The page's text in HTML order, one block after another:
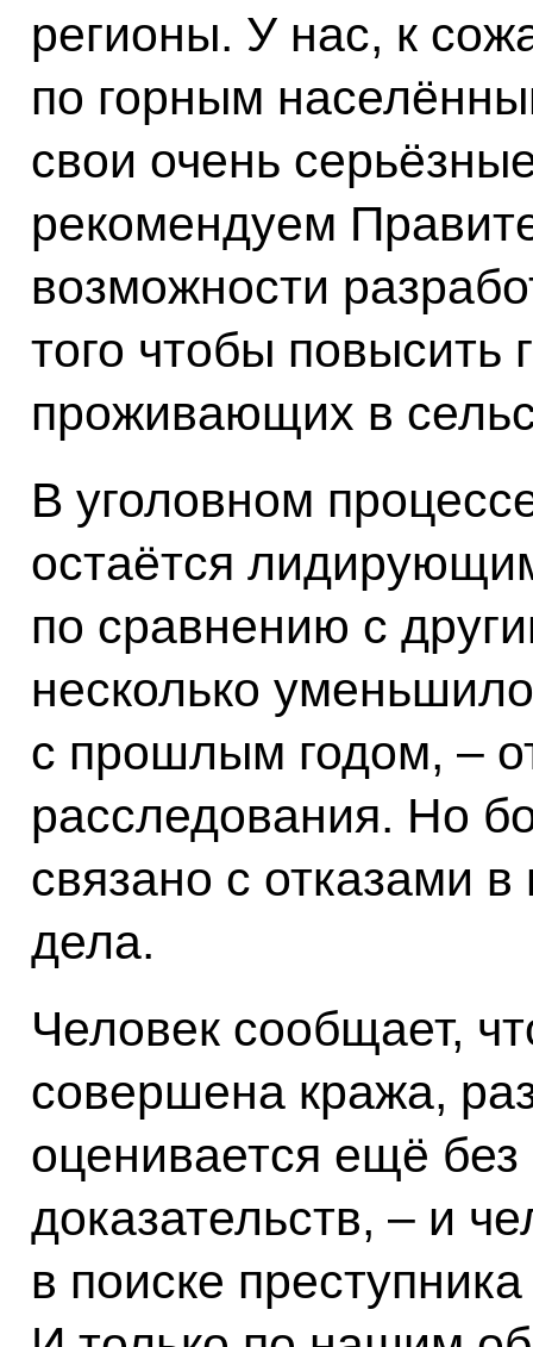
регионы. У нас, к
по горным
свои очень
рекомендуем
возможности
того чтобы повысить
проживающих в
В уголовном
остаётся
по сравнению с
несколько
с прошлым годом, –
расследования. Но
связано с отказами
дела.
Человек сообщает,
совершена кража,
оценивается ещё
доказательств, – и
в поиске